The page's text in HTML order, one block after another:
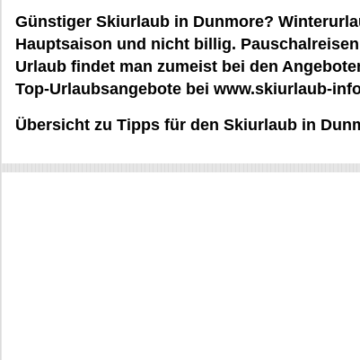
Günstiger Skiurlaub in Dunmore?
Hauptsaison und nicht billig.
Urlaub findet man zumeist bei den
Top-Urlaubsangebote bei www.skiurlaub-
Übersicht zu Tipps für den Skiurlaub in